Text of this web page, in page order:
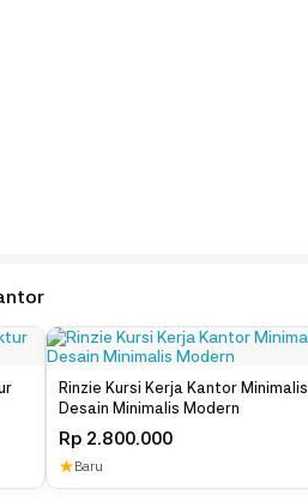
Rinzie Kursi Kerja Kantor Minimalis
Desain Minimalis Modern
Rp2.800.000
★ Baru